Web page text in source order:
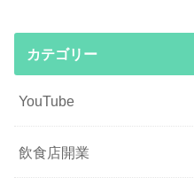
カテゴリー
YouTube
飲食店開業